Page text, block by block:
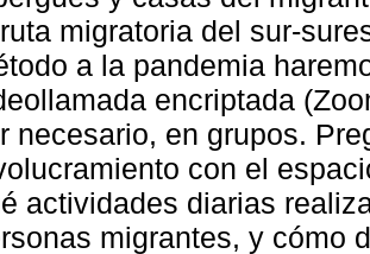
migratoria del sur-
a la pandemia
encriptada
necesario, en grupos.
con el
actividades diarias
migrantes, y cómo